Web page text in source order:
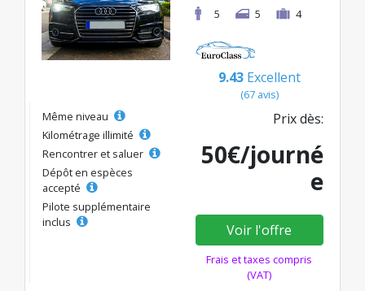
5
5 4
9.43 Excellent
(67 avis)
Même niveau
Kilométrage illimité
Rencontrer et saluer
Dépôt en espèces
accepté
Pilote supplémentaire
inclus
Prix dès:
50€/journé
e
Voir l'offre
Frais et taxes compris
(VAT)